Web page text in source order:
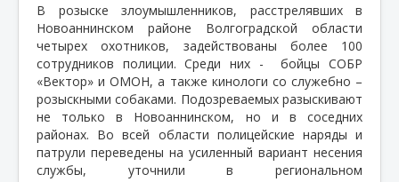
В розыске злоумышленников, расстрелявших в
Новоаннинском районе Волгоградской области
четырех охотников, задействованы более 100
сотрудников полиции. Среди них -
бойцы СОБР
«Вектор» и ОМОН, а также кинологи со служебно –
розыскными собаками. Подозреваемых разыскивают
не только в Новоаннинском, но и в соседних
районах. Во всей области полицейские наряды и
патрули переведены на усиленный вариант несения
службы, уточнили в региональном